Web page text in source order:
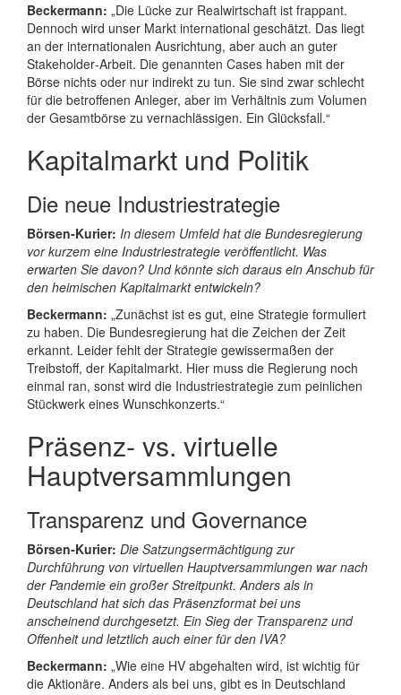
Beckermann: „Die Lücke zur Realwirtschaft ist frappant.
Dennoch wird unser Markt international geschätzt. Das liegt
an der internationalen Ausrichtung, aber auch an guter
Stakeholder‑Arbeit. Die genannten Cases haben mit der
Börse nichts oder nur indirekt zu tun. Sie sind zwar schlecht
für die betroffenen Anleger, aber im Verhältnis zum Volumen
der Gesamtbörse zu vernachlässigen. Ein Glücksfall.“
Kapitalmarkt und Politik
Die neue Industriestrategie
Börsen‑Kurier: In diesem Umfeld hat die Bundesregierung
vor kurzem eine Industriestrategie veröffentlicht. Was
erwarten Sie davon? Und könnte sich daraus ein Anschub für
den heimischen Kapitalmarkt entwickeln?
Beckermann: „Zunächst ist es gut, eine Strategie formuliert
zu haben. Die Bundesregierung hat die Zeichen der Zeit
erkannt. Leider fehlt der Strategie gewissermaßen der
Treibstoff, der Kapitalmarkt. Hier muss die Regierung noch
einmal ran, sonst wird die Industriestrategie zum peinlichen
Stückwerk eines Wunschkonzerts.“
Präsenz‑ vs. virtuelle
Hauptversammlungen
Transparenz und Governance
Börsen‑Kurier: Die Satzungsermächtigung zur
Durchführung von virtuellen Hauptversammlungen war nach
der Pandemie ein großer Streitpunkt. Anders als in
Deutschland hat sich das Präsenzformat bei uns
anscheinend durchgesetzt. Ein Sieg der Transparenz und
Offenheit und letztlich auch einer für den IVA?
Beckermann: „Wie eine HV abgehalten wird, ist wichtig für
die Aktionäre. Anders als bei uns, gibt es in Deutschland